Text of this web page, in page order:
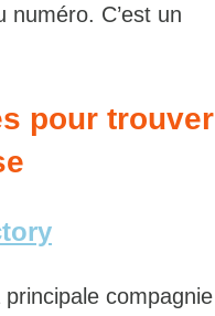
C’est un
pour trouver
compagnie